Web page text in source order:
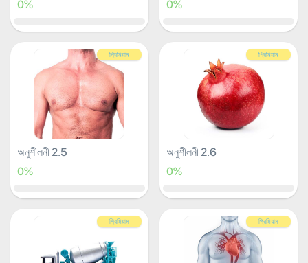
0%
0%
প্রিমিয়াম
অনুশীলনী 2.5
0%
প্রিমিয়াম
অনুশীলনী 2.6
0%
প্রিমিয়াম প্রিমিয়াম